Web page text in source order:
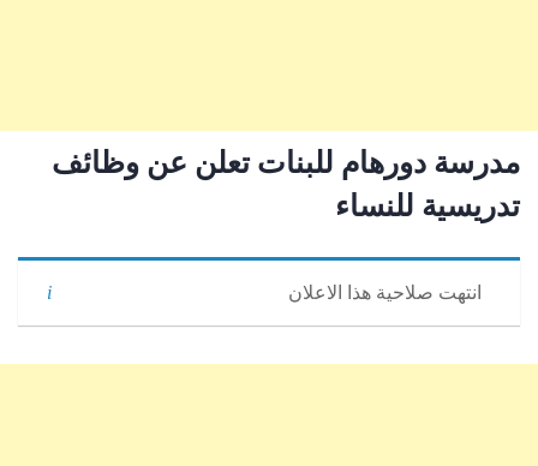
مدرسة دورهام للبنات تعلن عن وظائف
تدريسية للنساء
انتهت صلاحية هذا الاعلان